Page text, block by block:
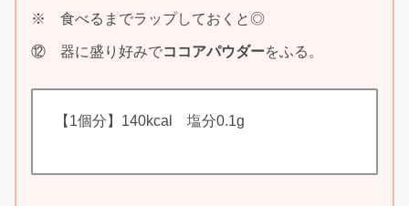
※ 食べるまでラップしておくと◎
⑫ 器に盛り好みでココアパウダーをふる。
【1個分】140kcal 塩分0.1g